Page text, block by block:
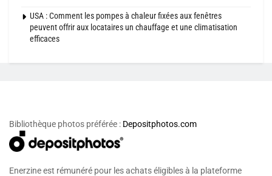
USA : Comment les pompes à chaleur fixées aux fenêtres
peuvent offrir aux locataires un chauffage et une climatisation
efficaces
Bibliothèque photos préférée : Depositphotos.com
Enerzine est rémunéré pour les achats éligibles à la plateforme